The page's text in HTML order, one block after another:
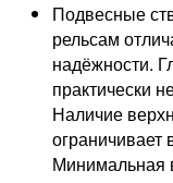
Подвесные
рельсам
надёжности.
практически
Наличие
ограничивает
Минимальная